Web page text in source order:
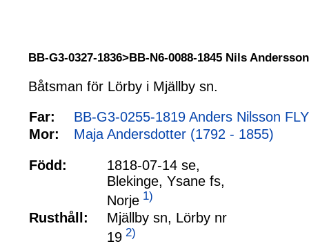
BB-G3-0327-1836>BB-N6-0088-1845 Nils
Båtsman för Lörby i Mjällby sn.
Far:
BB-G3-0255-1819 Anders Nilsson
Mor:
Maja Andersdotter (1792 - 1855)
Född:
1818-07-14 se,
Blekinge, Ysane fs,
Norje 1)
Rusthåll:
Mjällby sn, Lörby nr
19 2)